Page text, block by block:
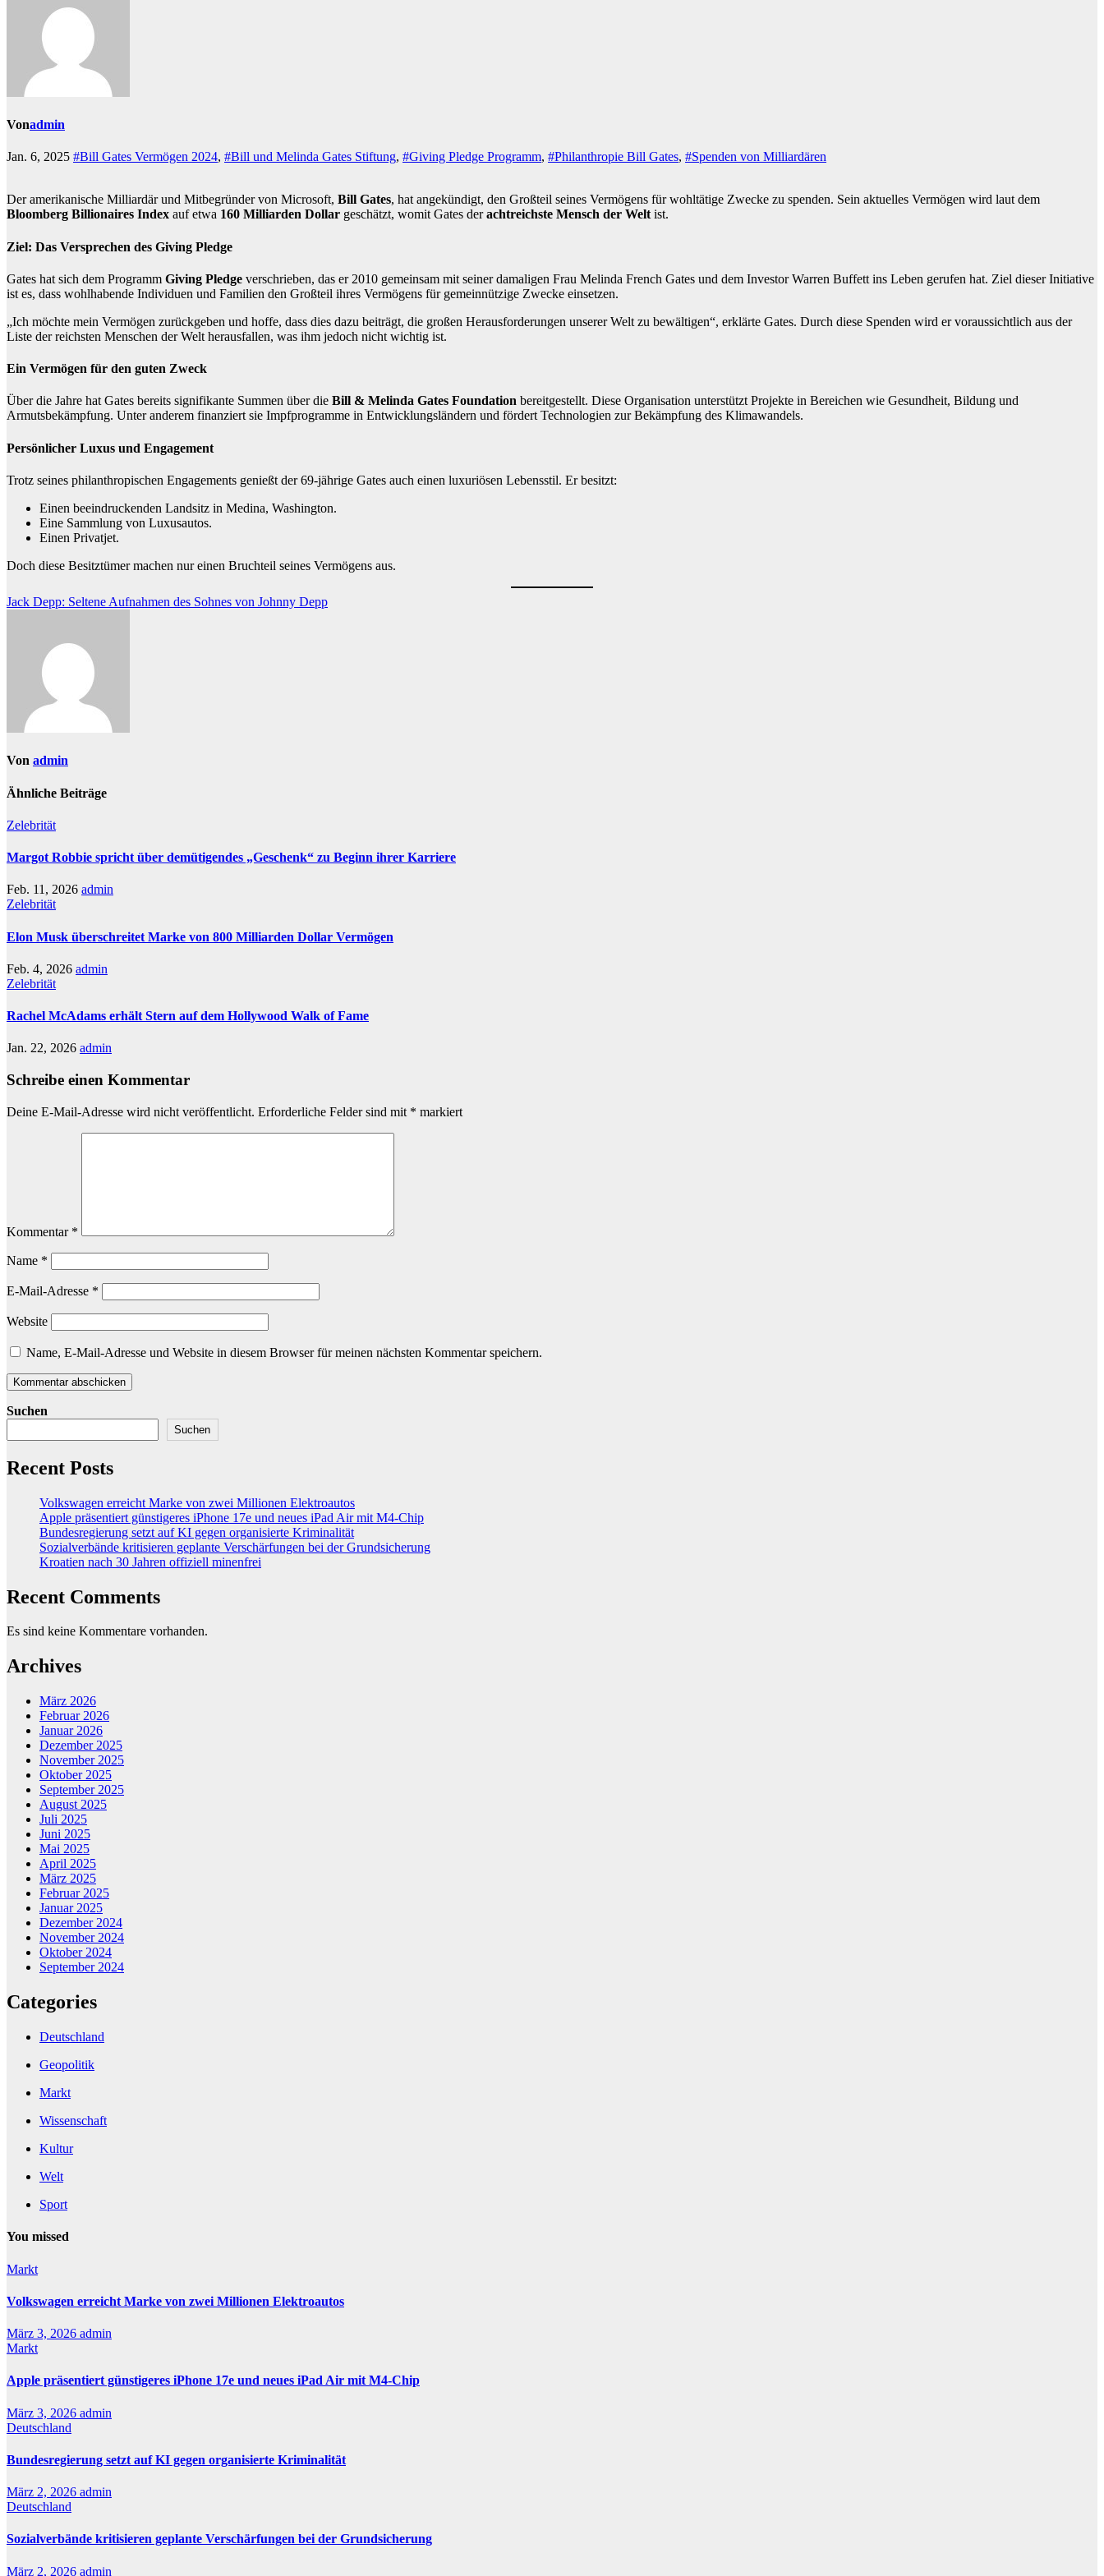
Vonadmin
Jan. 6, 2025 #Bill Gates Vermögen 2024, #Bill und Melinda Gates Stiftung, #Giving Pledge Programm, #Philanthropie Bill Gates, #Spenden von Milliardären
Der amerikanische Milliardär und Mitbegründer von Microsoft, Bill Gates, hat angekündigt, den Großteil seines Vermögens für wohltätige Zwecke zu spenden. Sein aktuelles Vermögen wird laut dem
Bloomberg Billionaires Index auf etwa 160 Milliarden Dollar geschätzt, womit Gates derachtreichste Mensch der Weltist.
Ziel: Das Versprechen des Giving Pledge
Gates hat sich dem Programm Giving Pledge verschrieben, das er 2010 gemeinsam mit seiner damaligen Frau Melinda French Gates und dem Investor Warren Buffett ins Leben gerufen hat. Ziel dieser Initiative
ist es, dass wohlhabende Individuen und Familien den Großteil ihres Vermögens für gemeinnützige Zwecke einsetzen.
„Ich möchte mein Vermögen zurückgeben und hoffe, dass dies dazu beiträgt, die großen Herausforderungen unserer Welt zu bewältigen“, erklärte Gates. Durch diese Spenden wird er voraussichtlich aus der
Liste der reichsten Menschen der Welt herausfallen, was ihm jedoch nicht wichtig ist.
Ein Vermögen für den guten Zweck
Über die Jahre hat Gates bereits signifikante Summen über die Bill & Melinda Gates Foundation bereitgestellt. Diese Organisation unterstützt Projekte in Bereichen wie Gesundheit, Bildung und
Armutsbekämpfung. Unter anderem finanziert sie Impfprogramme in Entwicklungsländern und fördert Technologien zur Bekämpfung des Klimawandels.
Persönlicher Luxus und Engagement
Trotz seines philanthropischen Engagements genießt der 69-jährige Gates auch einen luxuriösen Lebensstil. Er besitzt:
Einen beeindruckenden Landsitz in Medina, Washington.
Eine Sammlung von Luxusautos.
Einen Privatjet.
Doch diese Besitztümer machen nur einen Bruchteil seines Vermögens aus.
Beitragsnavigation
Jack Depp: Seltene Aufnahmen des Sohnes von Johnny Depp
Von admin
Ähnliche Beiträge
Zelebrität
Margot Robbie spricht über demütigendes „Geschenk“ zu Beginn ihrer Karriere
Feb. 11, 2026 admin
Zelebrität
Elon Musk überschreitet Marke von 800 Milliarden Dollar Vermögen
Feb. 4, 2026 admin
Zelebrität
Rachel McAdams erhält Stern auf dem Hollywood Walk of Fame
Jan. 22, 2026 admin
Schreibe einen Kommentar
Deine E-Mail-Adresse wird nicht veröffentlicht. Erforderliche Felder sind mit * markiert
Kommentar *
Name *
E-Mail-Adresse *
Website
Name, E-Mail-Adresse und Website in diesem Browser für meinen nächsten Kommentar speichern.
Suchen
Suchen
Recent Posts
Volkswagen erreicht Marke von zwei Millionen Elektroautos
Apple präsentiert günstigeres iPhone 17e und neues iPad Air mit M4-Chip
Bundesregierung setzt auf KI gegen organisierte Kriminalität
Sozialverbände kritisieren geplante Verschärfungen bei der Grundsicherung
Kroatien nach 30 Jahren offiziell minenfrei
Recent Comments
Es sind keine Kommentare vorhanden.
Archives
März 2026
Februar 2026
Januar 2026
Dezember 2025
November 2025
Oktober 2025
September 2025
August 2025
Juli 2025
Juni 2025
Mai 2025
April 2025
März 2025
Februar 2025
Januar 2025
Dezember 2024
November 2024
Oktober 2024
September 2024
Categories
Deutschland
Geopolitik
Markt
Wissenschaft
Kultur
Welt
Sport
You missed
Markt
Volkswagen erreicht Marke von zwei Millionen Elektroautos
März 3, 2026 admin
Markt
Apple präsentiert günstigeres iPhone 17e und neues iPad Air mit M4-Chip
März 3, 2026 admin
Deutschland
Bundesregierung setzt auf KI gegen organisierte Kriminalität
März 2, 2026 admin
Deutschland
Sozialverbände kritisieren geplante Verschärfungen bei der Grundsicherung
März 2, 2026 admin